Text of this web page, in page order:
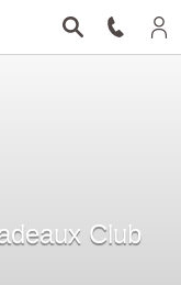
Rechercher
Besoin
Club